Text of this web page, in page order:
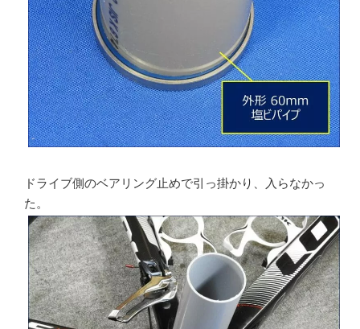
ドライブ側のベアリング止めで引っ掛かり、入らなかっ
た。